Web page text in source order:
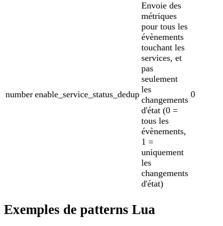
number enable_service_status_dedup
Envoie des
métriques
pour tous les
évènements
touchant les
services, et
pas
seulement
les
changements
d'état (0 =
tous les
évènements,
1 =
uniquement
les
changements
d'état)
0
Exemples de patterns Lua